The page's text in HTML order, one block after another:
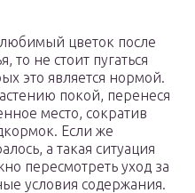
цветок после
то не стоит пугаться
это является нормой.
покой, перенеся
место, сократив
Если же
а такая ситуация
пересмотреть уход за
условия содержания.